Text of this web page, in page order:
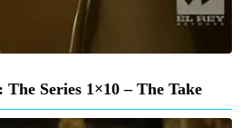
Series 1×10 – The Take